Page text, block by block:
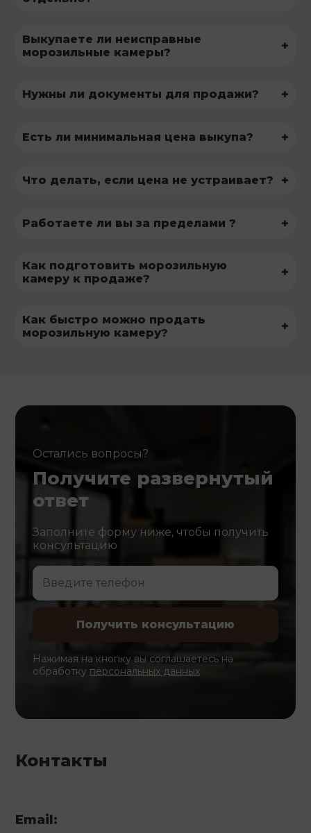
Выкупаете ли неисправные
морозильные камеры?
+
Нужны ли документы для продажи? +
Есть ли минимальная цена выкупа? +
Что делать, если цена не устраивает? +
Работаете ли вы за пределами ? +
Как подготовить морозильную
камеру к продаже?
+
Как быстро можно продать
морозильную камеру?
+
Остались вопросы?
Получите развернутый
ответ
Заполните форму ниже, чтобы получить
консультацию
Нажимая на кнопку вы соглашаетесь на
обработку персональных данных
Контакты
Email: